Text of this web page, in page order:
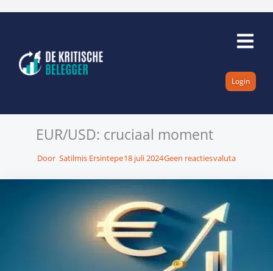
inhoud
Login
EUR/USD: cruciaal moment
Door Satilmis Ersintepe18 juli 2024Geen reactiesvaluta